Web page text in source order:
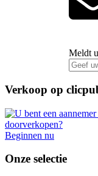
Meldt
Verkoop op
Beginnen nu
Onze selectie